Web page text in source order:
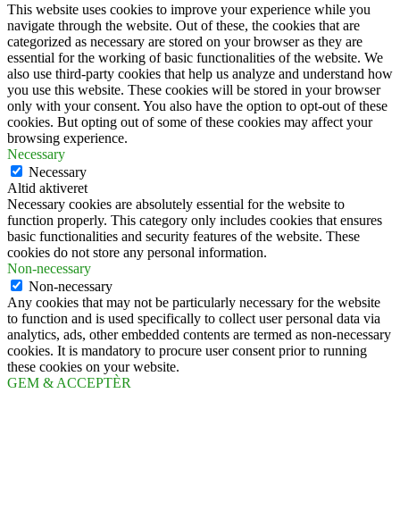
This website uses cookies to improve your experience while you
navigate through the website. Out of these, the cookies that are
categorized as necessary are stored on your browser as they are
essential for the working of basic functionalities of the website. We
also use third-party cookies that help us analyze and understand how
you use this website. These cookies will be stored in your browser
only with your consent. You also have the option to opt-out of these
cookies. But opting out of some of these cookies may affect your
browsing experience.
Necessary
Necessary
Altid aktiveret
Necessary cookies are absolutely essential for the website to
function properly. This category only includes cookies that ensures
basic functionalities and security features of the website. These
cookies do not store any personal information.
Non-necessary
Non-necessary
Any cookies that may not be particularly necessary for the website
to function and is used specifically to collect user personal data via
analytics, ads, other embedded contents are termed as non-necessary
cookies. It is mandatory to procure user consent prior to running
these cookies on your website.
GEM & ACCEPTÈR